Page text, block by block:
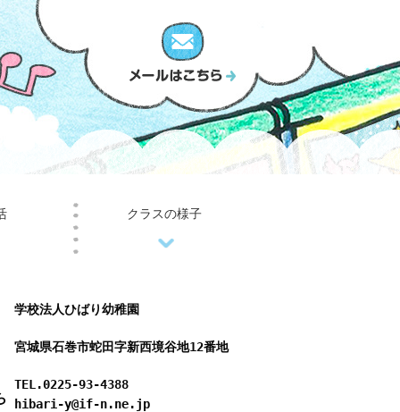
クラスの様子
学校法人ひばり幼稚園
宮城県石巻市蛇田字新西境谷地12番地
TEL.0225-93-4388
hibari-y@if-n.ne.jp